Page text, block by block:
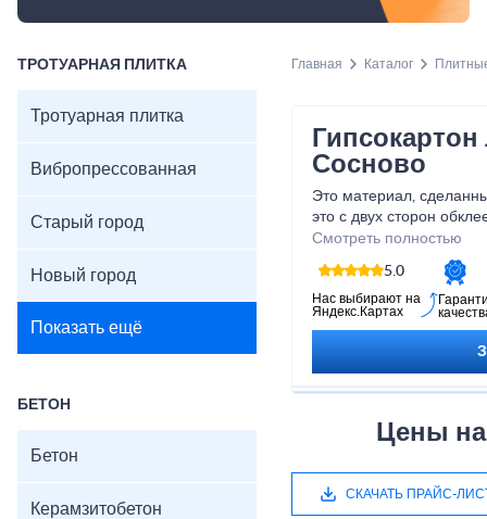
ТРОТУАРНАЯ ПЛИТКА
Тротуарная плитка
Вибропрессованная
Старый город
Новый город
Показать ещё
БЕТОН
Бетон
Керамзитобетон
Главная Каталог
Сосново
Это материал,
это с двух сторон
Гипсокартонные листы
решением, когда
дополнительно
Купить ГКЛ в Сосново
привлекательным
Смотреть полностью
5.0
Нас выбирают на
Яндекс.Картах
Цены
СКАЧАТЬ ПРАЙС-